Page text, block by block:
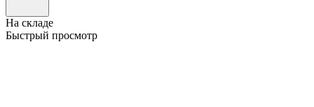
На складе
Быстрый просмотр